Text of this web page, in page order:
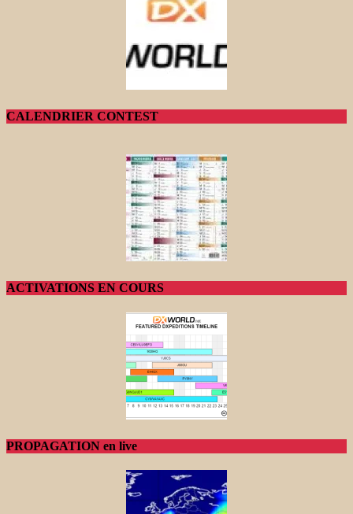
CALENDRIER CONTEST
ACTIVATIONS EN COURS
PROPAGATION en live